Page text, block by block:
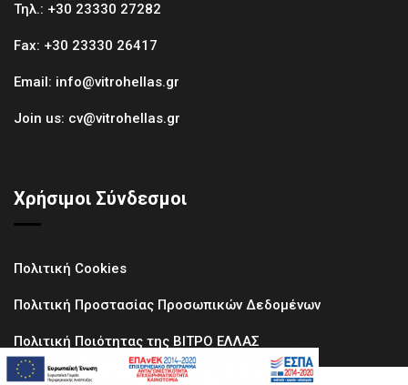
Τηλ.: +30 23330 27282
Fax: +30 23330 26417
Email: info@vitrohellas.gr
Join us: cv@vitrohellas.gr
Χρήσιμοι Σύνδεσμοι
Πολιτική Cookies
Πολιτική Προστασίας Προσωπικών Δεδομένων
Πολιτική Ποιότητας της ΒΙΤΡΟ ΕΛΛΑΣ